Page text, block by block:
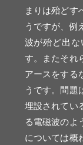
まりは殆どす
うですが、例
波が殆ど出
す。またそれ
アースをする
うです。問題
埋設されてい
る電磁波のよ
については概